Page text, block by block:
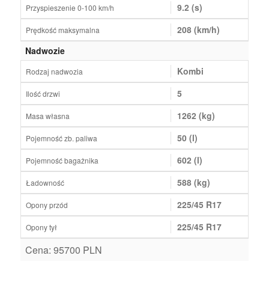
Przyspieszenie 0-100 km/h 9.2 (s)
Prędkość maksymalna
208 (km/h)
Nadwozie
Rodzaj nadwozia Kombi
Ilość drzwi 5
Masa własna 1262 (kg)
Pojemność zb. paliwa 50 (l)
Pojemność bagażnika 602 (l)
Ładowność 588 (kg)
Opony przód 225/45 R17
Opony tył 225/45 R17
Cena: 95700 PLN